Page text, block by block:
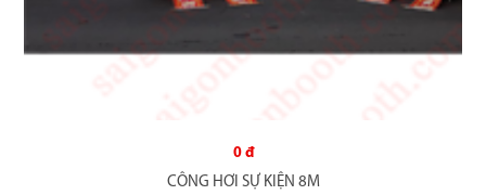
0 đ
CÔNG HƠI SỰ KIỆN 8M